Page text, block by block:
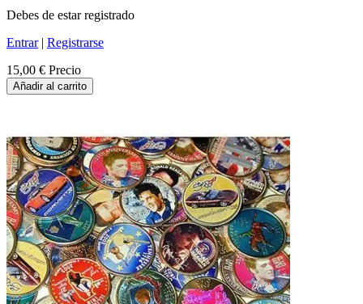
Debes de estar registrado
Entrar| Registrarse
15,00 € Precio
Añadir al carrito